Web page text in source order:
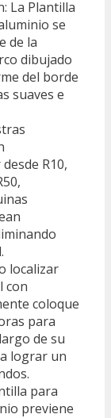
La Plantilla
se
de la
dibujado
del borde
suaves e
R10,
localizar
con
coloque
para
de su
lograr un
para
previene